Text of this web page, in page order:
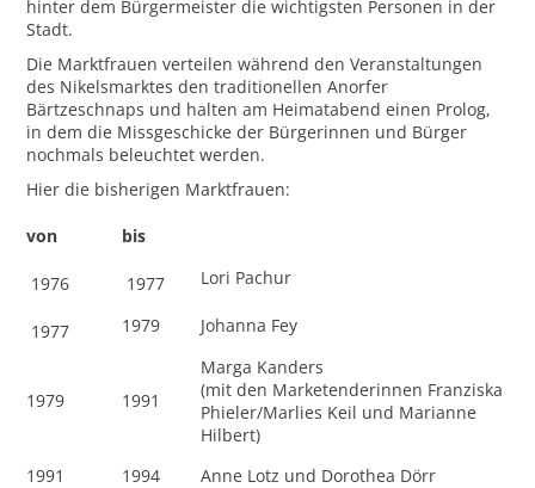
hinter dem Bürgermeister die wichtigsten Personen in der
Stadt.
Die Marktfrauen verteilen während den Veranstaltungen
des Nikelsmarktes den traditionellen Anorfer
Bärtzeschnaps und halten am Heimatabend einen Prolog,
in dem die Missgeschicke der Bürgerinnen und Bürger
nochmals beleuchtet werden.
Hier die bisherigen Marktfrauen:
von bis
1976 1977 Lori Pachur
1977 1979 Johanna Fey
1979 1991
Marga Kanders
(mit den Marketenderinnen Franziska
Phieler/Marlies Keil und Marianne
Hilbert)
1991
1994 Anne Lotz und Dorothea Dörr